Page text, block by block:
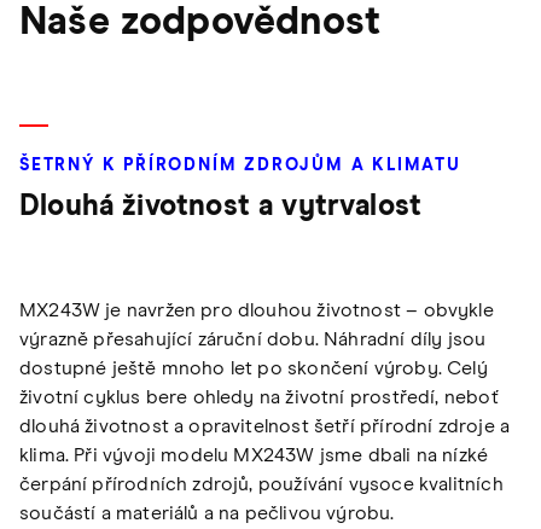
Naše zodpovědnost
ŠETRNÝ K PŘÍRODNÍM ZDROJŮM A KLIMATU
Dlouhá životnost a vytrvalost
MX243W je navržen pro dlouhou životnost – obvykle
výrazně přesahující záruční dobu. Náhradní díly jsou
dostupné ještě mnoho let po skončení výroby. Celý
životní cyklus bere ohledy na životní prostředí, neboť
dlouhá životnost a opravitelnost šetří přírodní zdroje a
klima. Při vývoji modelu MX243W jsme dbali na nízké
čerpání přírodních zdrojů, používání vysoce kvalitních
součástí a materiálů a na pečlivou výrobu.